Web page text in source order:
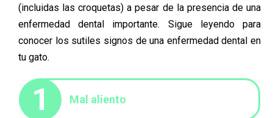
(incluidas las croquetas) a pesar de la presencia de una
enfermedad dental importante. Sigue leyendo para
conocer los sutiles signos de una enfermedad dental en
tu gato.
1 Mal aliento